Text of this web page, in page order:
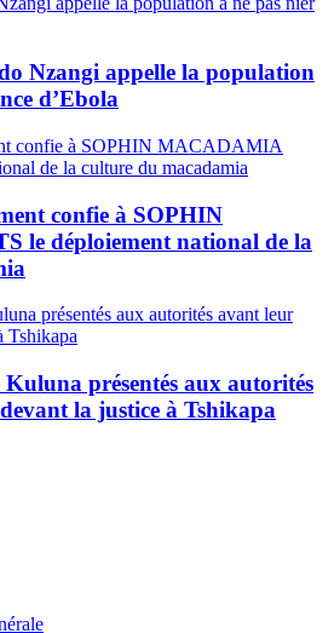
Nzangi appelle la population
d’Ebola
confie à SOPHIN
le déploiement national de la
présentés aux autorités
la justice à Tshikapa